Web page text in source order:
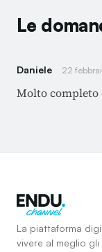
Le
Daniele 22
Molto completo
La piattaforma
vivere al meglio